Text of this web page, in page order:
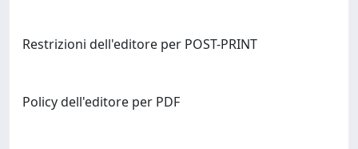
Restrizioni dell'editore per POST-PRINT
Policy dell'editore per PDF